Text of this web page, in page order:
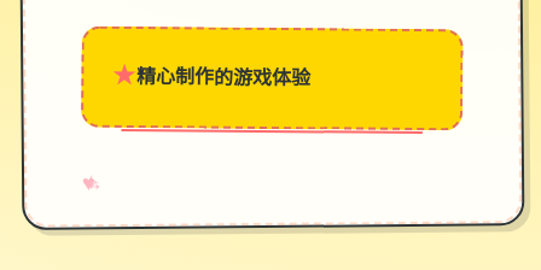
★精心制作的游戏体验
♥
✧
→